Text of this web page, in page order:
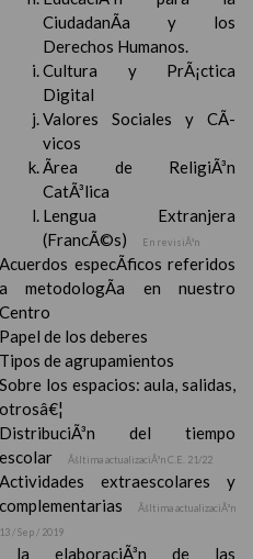
CiudadanÃ­a y los
Derechos Humanos.
Cultura y PrÃ¡ctica
Digital
Valores Sociales y CÃ­
vicos
Ãrea de ReligiÃ³n
CatÃ³lica
Lengua Extranjera
(FrancÃ©s)
En revisiÃ³n
Acuerdos especÃ­ficos referidos
a metodologÃ­a en nuestro
Centro
Papel de los deberes
Tipos de agrupamientos
Sobre los espacios: aula, salidas,
otrosâ€¦
DistribuciÃ³n del tiempo
escolar
Ãšltima actualizaciÃ³n C.E. 21/22
Actividades extraescolares y
complementarias
Ãšltima actualizaciÃ³n
13 / Sep / 2019
la elaboraciÃ³n de las